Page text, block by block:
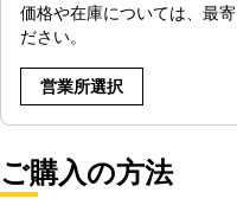
価格や在庫については、最
ださい。
営業所選択
ご購入の方法